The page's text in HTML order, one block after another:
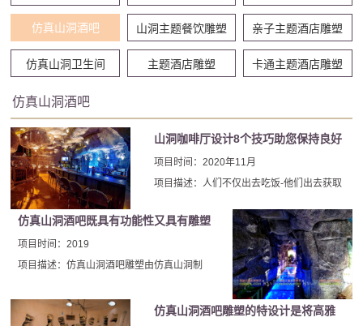
仿真山洞酒吧 山洞主题餐饮雕塑 亲子主题酒店雕塑
仿真山洞卫生间 主题酒店雕塑 卡通主题酒店雕塑
仿真山洞酒吧
山洞咖啡厅设计8个技巧助您保持良好
的客户基础
项目时间：2020年11月
项目描述：人们不仅出去吃饭-他们出去获取
己的厨房里烹饪美食，这就是咖啡馆和饭店
业不间断地设计美观和迷人的内饰以使客人
回头的原因。良好的山洞咖啡厅内设计可能
是使您与竞争对手区分开来的一个微妙差
仿真山洞酒吧既具有功能性又具有雕塑
性是令人难忘的作品
项目时间：2019
项目描述：仿真山洞酒吧雕塑由仿真山洞制
和出色的设计能力，仿真山洞酒吧雕塑可以说
是灵魂之作。
仿真山洞酒吧雕塑的特设计是将高雅